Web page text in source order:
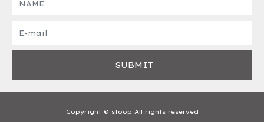
Copyright © stoop All rights reserved